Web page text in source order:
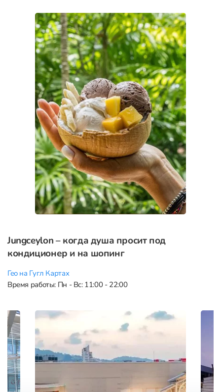
Jungceylon – когда душа просит под
кондиционер и на шопинг
Гео на Гугл Картах
Время работы: Пн - Вс: 11:00 - 22:00